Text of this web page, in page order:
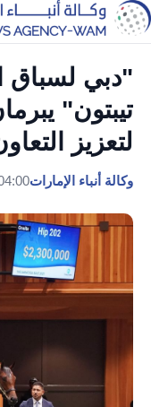
"دبي لسباق
تيبتون"
لتعزيز
وكالة أنباء الإمارات